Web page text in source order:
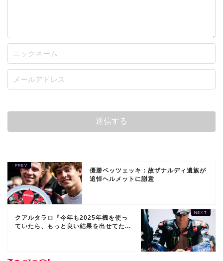
優勝ベッツェッキ：故ザナルディ遺族が
追悼ヘルメットに謝意
クアルタラロ『今年も2025年機を使っ
ていたら、もっと良い結果を出せてた...